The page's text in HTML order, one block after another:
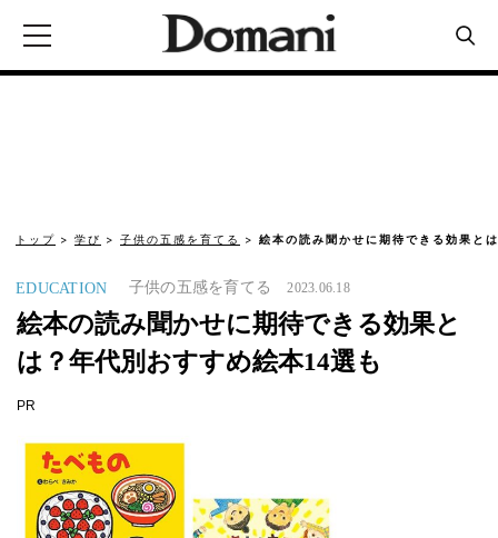
トップ 学び 子供の五感を育てる 絵本の読み聞かせに期待できる効果と
EDUCATION 子供の五感を育てる 2023.06.18
絵本の読み聞かせに期待できる効果と
は？年代別おすすめ絵本14選も
PR